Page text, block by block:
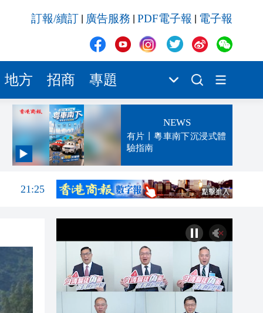
訂報/續訂 廣告服務 PDF電子報 電子報
地方 招商 專題
NEWS
有片丨粵車南下沉浸式體
驗指南
21:55
21:25
20:34
20:22
20:21